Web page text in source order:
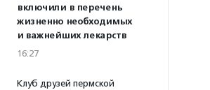
включили в перечень
жизненно необходимых
и важнейших лекарств
16:27
Клуб друзей пермской